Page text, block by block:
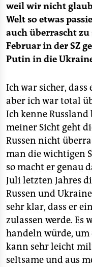
weil wir nicht
Welt so etwas
auch überrascht
Februar in derSZ
Putin in die
Ich war sicher,
aber ich war total
Ich kenne Russland
meiner Sicht geht
Russen nicht
man die wichtigen
so macht er genau
Juli letzten Jahres
Russen und
sehr klar, dass er
zulassen werde. Es
handeln würde,
kann sehr leicht
seltsame und aus